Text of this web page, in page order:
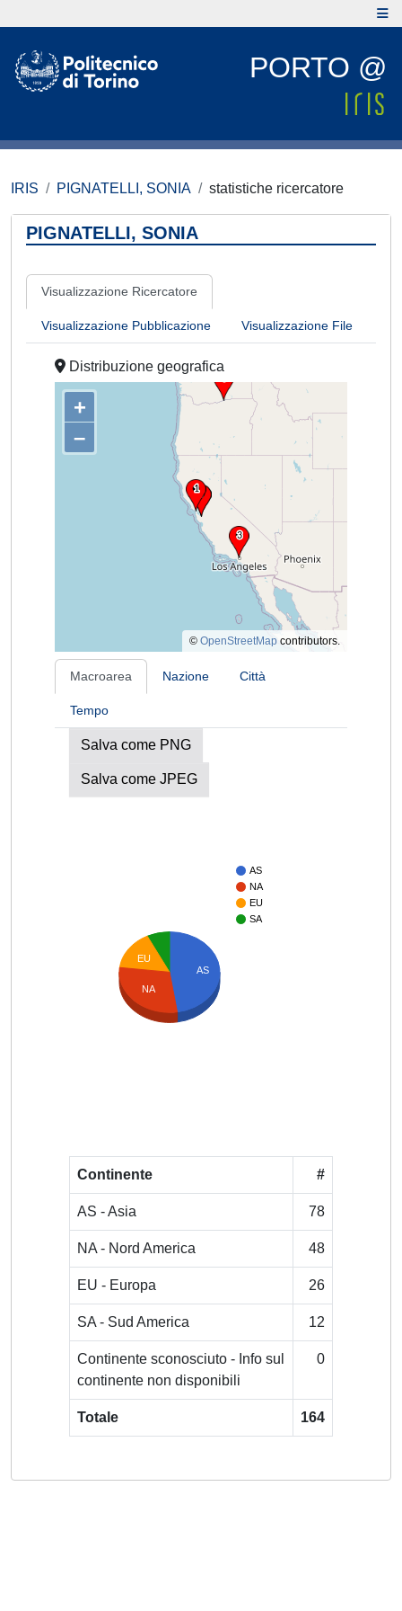
PORTO @
IRIS PIGNATELLI, SONIA statistiche ricercatore
PIGNATELLI, SONIA
Visualizzazione Ricercatore
Visualizzazione Pubblicazione Visualizzazione File
Distribuzione geografica
+
–
© OpenStreetMap contributors.
Macroarea Nazione Città
Tempo
Salva come PNG
Salva come JPEG
AS
NA
EU
SA
AS
EU
NA
Continente #
AS - Asia 78
NA - Nord America 48
EU - Europa 26
SA - Sud America 12
Continente sconosciuto - Info sul
continente non disponibili
0
Totale 164